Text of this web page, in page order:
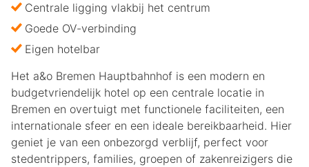
Centrale ligging vlakbij het centrum
Goede OV-verbinding
Eigen hotelbar
Het a&o Bremen Hauptbahnhof is een modern en
budgetvriendelijk hotel op een centrale locatie in
Bremen en overtuigt met functionele faciliteiten, een
internationale sfeer en een ideale bereikbaarheid. Hier
geniet je van een onbezorgd verblijf, perfect voor
stedentrippers, families, groepen of zakenreizigers die